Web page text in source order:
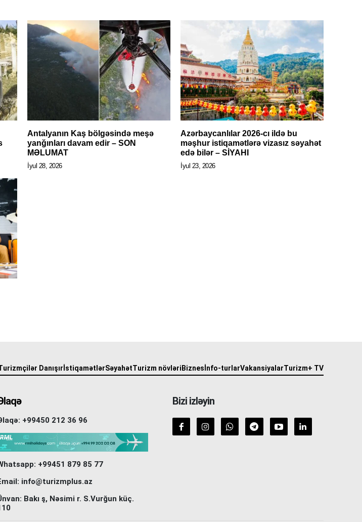
Antalyanın Kaş bölgəsində meşə
yanğınları davam edir – SON
MƏLUMAT
İyul 28, 2026
Azərbaycanlılar 2026-cı ildə bu
məşhur istiqamətlərə vizasız səyahət
edə bilər – SİYAHI
İyul 23, 2026
Danışır İstiqamətlərSəyahətTurizm növləri Biznes İnfo-turlarVakansiyalarTurizm+ TV
+99450 212 36 96
+99451 879 85 77
info@turizmplus.az
Bakı ş, Nəsimi r. S.Vurğun küç.
Bizi izləyin